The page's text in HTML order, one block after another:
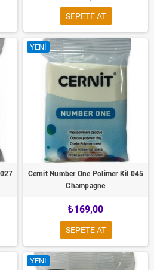
SEPETE AT
YENI
Cernit Number One Polimer Kil 045
Champagne
₺169,00
SEPETE AT
YENI